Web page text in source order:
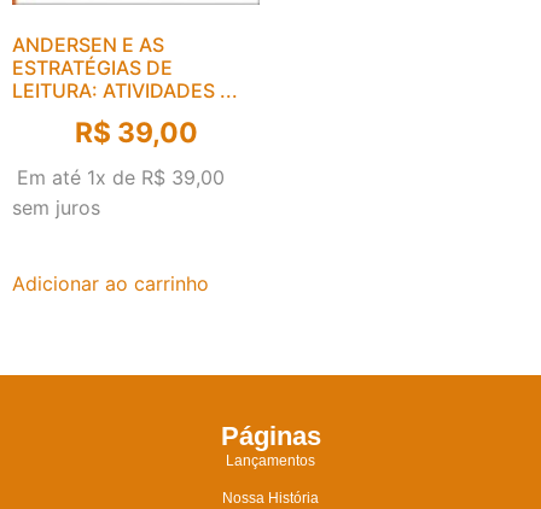
ANDERSEN E AS
ESTRATÉGIAS DE
LEITURA: ATIVIDADES ...
R$ 39,00
Em até 1x de R$ 39,00
sem juros
Adicionar ao carrinho
Páginas
Lançamentos
Nossa História